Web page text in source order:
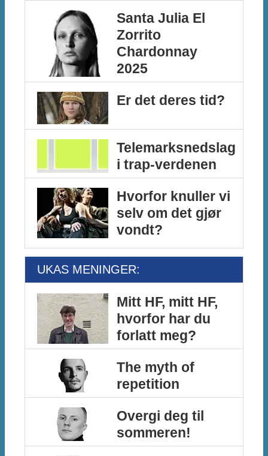
Santa Julia El
Zorrito
Chardonnay
2025
Er det deres tid?
Telemarksnedslag
i trap-verdenen
Hvorfor knuller vi
selv om det gjør
vondt?
UKAS MENINGER:
Mitt HF, mitt HF,
hvorfor har du
forlatt meg?
The myth of
repetition
Overgi deg til
sommeren!